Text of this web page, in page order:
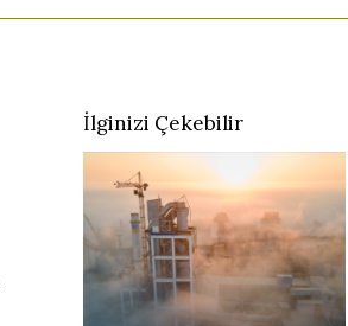
İlginizi Çekebilir